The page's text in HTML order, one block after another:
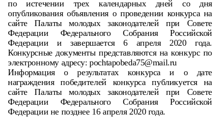
по истечении трех календарных дней со дня
опубликования объявления о проведении конкурса на
сайте Палаты молодых законодателей при Совете
Федерации Федерального Собрания Российской
Федерации и завершается 6 апреля 2020 года.
Конкурсные документы представляются на конкурс по
электронному адресу: pochtapobeda75@mail.ru
Информация о результатах конкурса и о дате
награждения победителей конкурса публикуется на
сайте Палаты молодых законодателей при Совете
Федерации Федерального Собрания Российской
Федерации не позднее 16 апреля 2020 года.